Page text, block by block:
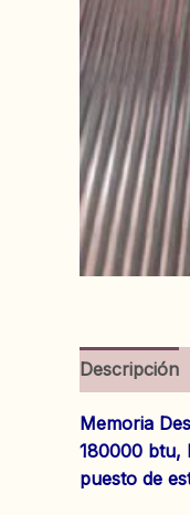
Descripción
Memoria
180000 btu,
puesto de